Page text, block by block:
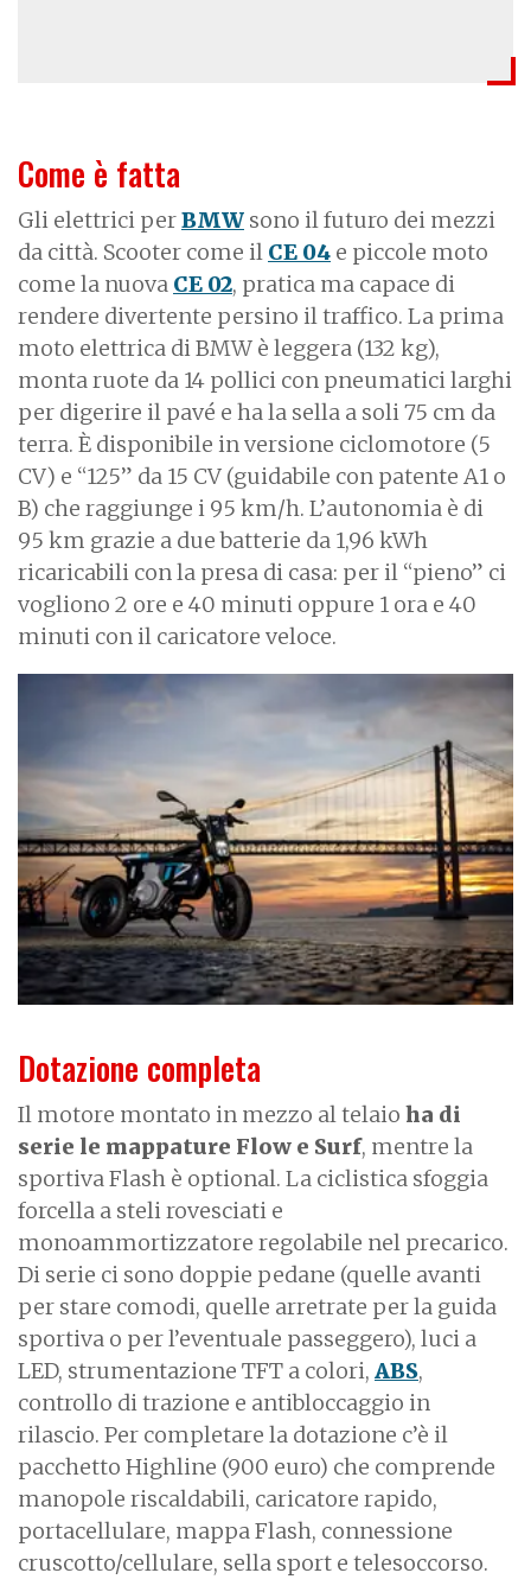
Come è fatta
Gli elettrici perBMW sono il futuro dei mezzi
da città. Scooter come il CE 04 e piccole moto
come la nuova CE 02, pratica ma capace di
rendere divertente persino il traffico. La prima
moto elettrica di BMW è leggera (132 kg),
monta ruote da 14 pollici con pneumatici larghi
per digerire il pavé e ha la sella a soli 75 cm da
terra. È disponibile in versione ciclomotore (5
CV) e “125” da 15 CV (guidabile con patente A1 o
B) che raggiunge i 95 km/h. L’autonomia è di
95 km grazie a due batterie da 1,96 kWh
ricaricabili con la presa di casa: per il “pieno” ci
vogliono 2 ore e 40 minuti oppure 1 ora e 40
minuti con il caricatore veloce.
e
Dotazione completa
Il motore montato in mezzo al telaio ha di
serie le mappature Flow e Surf, mentre la
sportiva Flash è optional. La ciclistica sfoggia
forcella a steli rovesciati e
monoammortizzatore regolabile nel precarico.
Di serie ci sono doppie pedane (quelle avanti
per stare comodi, quelle arretrate per la guida
sportiva o per l’eventuale passeggero), luci a
LED, strumentazione TFT a colori, ABS,
controllo di trazione e antibloccaggio in
rilascio. Per completare la dotazione c’è il
pacchetto Highline (900 euro) che comprende
manopole riscaldabili, caricatore rapido,
portacellulare, mappa Flash, connessione
cruscotto/cellulare, sella sport e telesoccorso.